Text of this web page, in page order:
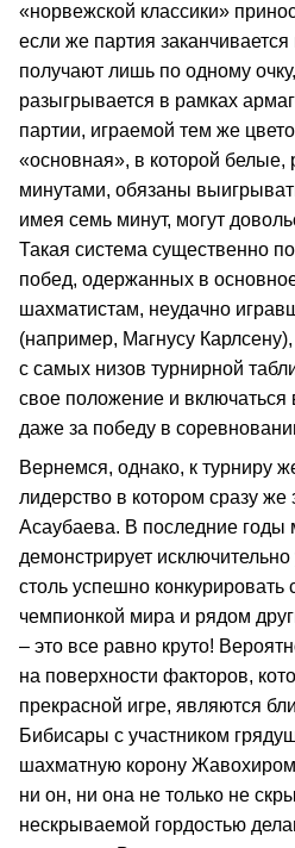
«норвежской классики»
если же партия
получают лишь по одному
разыгрывается в рамках
партии, играемой тем же
«основная», в которой белые,
минутами, обязаны
имея семь минут, могут
Такая система существенно
побед, одержанных в
шахматистам, неудачно
(например, Магнусу
с самых низов турнирной
свое положение и включаться
даже за победу в
Вернемся, однако, к турниру
лидерство в котором сразу же
Асаубаева. В последние годы
демонстрирует
столь успешно конкурировать
чемпионкой мира и рядом
– это все равно круто!
на поверхности факторов,
прекрасной игре, являются
Бибисары с участником
шахматную корону
ни он, ни она не только не
нескрываемой гордостью